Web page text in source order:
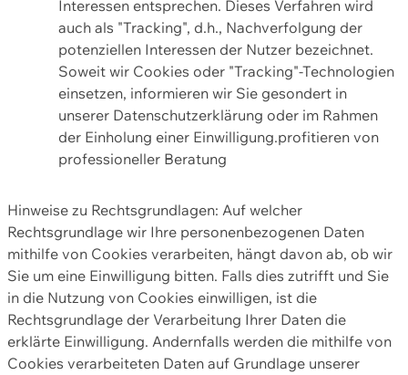
Interessen entsprechen. Dieses Verfahren wird
auch als "Tracking", d.h., Nachverfolgung der
potenziellen Interessen der Nutzer bezeichnet.
Soweit wir Cookies oder "Tracking"-Technologien
einsetzen, informieren wir Sie gesondert in
unserer Datenschutzerklärung oder im Rahmen
der Einholung einer Einwilligung.profitieren von
professioneller Beratung
Hinweise zu Rechtsgrundlagen: Auf welcher
Rechtsgrundlage wir Ihre personenbezogenen Daten
mithilfe von Cookies verarbeiten, hängt davon ab, ob wir
Sie um eine Einwilligung bitten. Falls dies zutrifft und Sie
in die Nutzung von Cookies einwilligen, ist die
Rechtsgrundlage der Verarbeitung Ihrer Daten die
erklärte Einwilligung. Andernfalls werden die mithilfe von
Cookies verarbeiteten Daten auf Grundlage unserer